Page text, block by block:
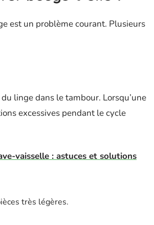
est un problème courant. Plusieurs
linge dans le tambour. Lorsqu’une
excessives pendant le cycle
vaisselle : astuces et solutions
très légères.